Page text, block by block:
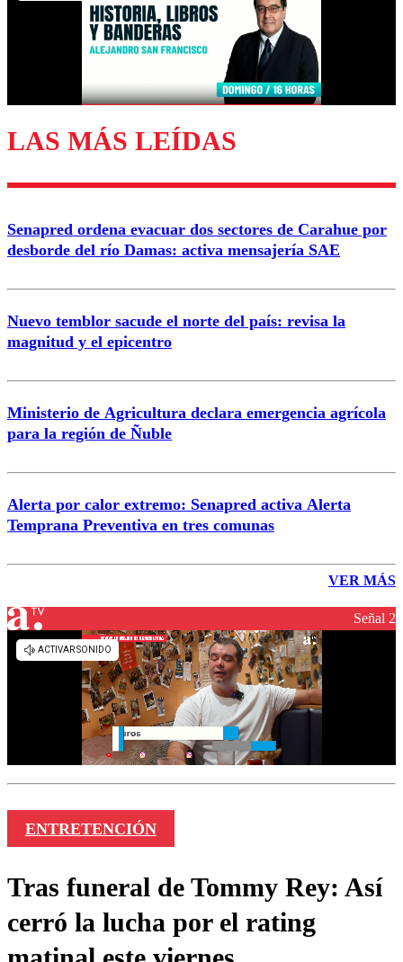
Enviar comentario
LAS MÁS LEÍDAS
Senapred ordena evacuar dos sectores de Carahue por
desborde del río Damas: activa mensajería SAE
Nuevo temblor sacude el norte del país: revisa la
magnitud y el epicentro
Ministerio de Agricultura declara emergencia agrícola
para la región de Ñuble
Alerta por calor extremo: Senapred activa Alerta
Temprana Preventiva en tres comunas
VER MÁS
Señal 2
ENTRETENCIÓN
Tras funeral de Tommy Rey: Así
cerró la lucha por el rating